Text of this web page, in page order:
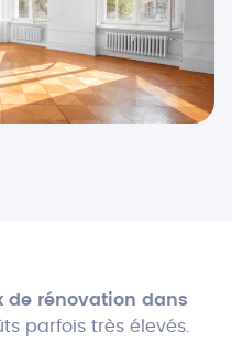
de rénovation dans
parfois très élevés.